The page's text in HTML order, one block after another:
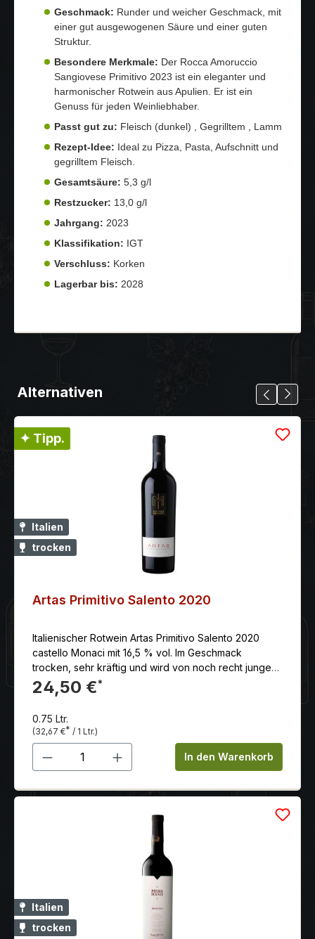
Geschmack: Runder und weicher Geschmack, mit
einer gut ausgewogenen Säure und einer guten
Struktur.
Besondere Merkmale: Der Rocca Amoruccio
Sangiovese Primitivo 2023 ist ein eleganter und
harmonischer Rotwein aus Apulien. Er ist ein
Genuss für jeden Weinliebhaber.
Passt gut zu: Fleisch (dunkel) , Gegrilltem , Lamm
Rezept-Idee: Ideal zu Pizza, Pasta, Aufschnitt und
gegrilltem Fleisch.
Gesamtsäure: 5,3 g/l
Restzucker: 13,0 g/l
Jahrgang: 2023
Klassifikation: IGT
Verschluss: Korken
Lagerbar bis: 2028
Alternativen
✦ Tipp.
Italien
trocken
Artas Primitivo Salento 2020
Italienischer Rotwein Artas Primitivo Salento 2020
castello Monaci mit 16,5 % vol. Im Geschmack
trocken, sehr kräftig und wird von noch recht jungen
Tanninen unterstützt. Ein langer, mineralischer und
kräftiger Abgang macht den Artas zu einem sehr
24,50 €*
0.75 Ltr.
(32,67 €* / 1 Ltr.)
Produkt Anzahl: Gib denIn den Warenkorb
Italien
trocken